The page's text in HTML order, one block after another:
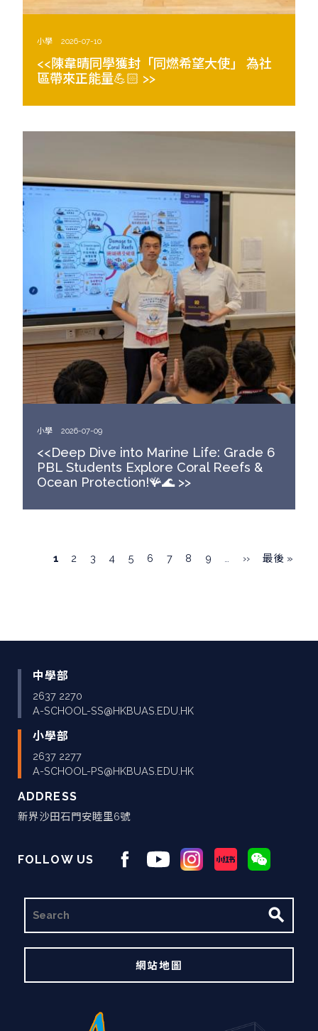
小學 2026-07-10
<<陳韋晴同學獲封「同燃希望大使」 為社
區帶來正能量💪🏻 >>
小學 2026-07-09
<<Deep Dive into Marine Life: Grade 6
PBL Students Explore Coral Reefs &
Ocean Protection!🪸🌊 >>
Pagination
目
1
頁
2
頁
3
頁
4
頁
5
頁
6
頁
7
頁
8
頁
9
下
››
Last
最後 »
中學部
2637 2270
A-SCHOOL-SS@HKBUAS.EDU.HK
小學部
2637 2277
A-SCHOOL-PS@HKBUAS.EDU.HK
ADDRESS
新界沙田石門安睦里6號
FOLLOW US
尋
網站地圖